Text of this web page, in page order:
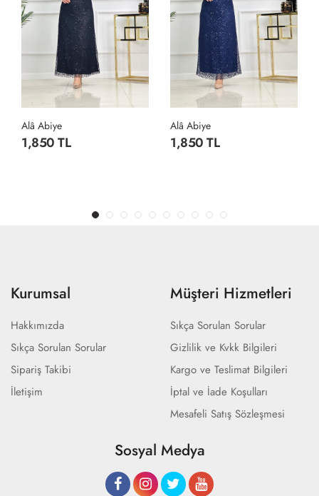
Alâ Abiye
1,850 TL
Alâ Abiye
1,850 TL
Kurumsal
Hakkımızda
Sıkça Sorulan Sorular
Sipariş Takibi
İletişim
Müşteri Hizmetleri
Sıkça Sorulan Sorular
Gizlilik ve Kvkk Bilgileri
Kargo ve Teslimat Bilgileri
İptal ve İade Koşulları
Mesafeli Satış Sözleşmesi
Sosyal Medya